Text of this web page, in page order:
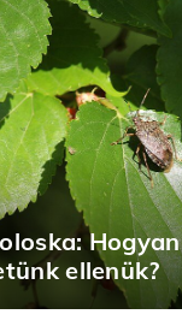
Hogyan
ellenük?